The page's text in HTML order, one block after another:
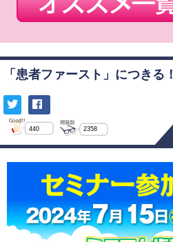
「患者ファースト」につきる！
440 2358